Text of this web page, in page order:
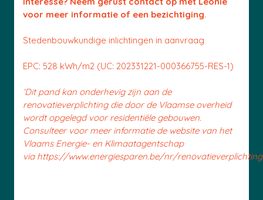
voor meer informatie of een bezichtiging.
Stedenbouwkundige inlichtingen in aanvraag
EPC: 528 kWh/m2 (UC: 202331221-000366755-RES-1)
‘Dit pand kan onderhevig zijn aan de
renovatieverplichting die door de Vlaamse overheid
wordt opgelegd voor residentiële gebouwen.
Consulteer voor meer informatie de website van het
Vlaams Energie- en Klimaatagentschap
via https://www.energiesparen.be/nr/